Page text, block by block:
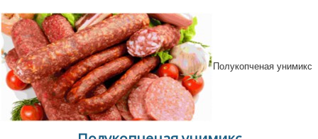
Полукопченая унимикс